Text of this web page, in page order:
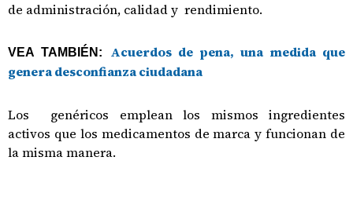
de administración, calidad y rendimiento.
VEA TAMBIÉN: Acuerdos de pena, una medida que
genera desconfianza ciudadana
Los genéricos emplean los mismos ingredientes
activos que los medicamentos de marca y funcionan de
la misma manera.